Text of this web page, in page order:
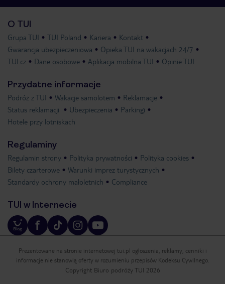
O TUI
Grupa TUI TUI Poland Kariera
Kontakt
Gwarancja ubezpieczeniowa
Opieka TUI na wakacjach 24/7
TUI.cz
Dane osobowe Aplikacja mobilna TUI Opinie TUI
Przydatne informacje
Podróż z TUI Wakacje samolotem
Reklamacje
Status reklamacji
Ubezpieczenia
Parkingi
Hotele przy lotniskach
Regulaminy
Regulamin strony Polityka prywatności
Polityka cookies
Bilety czarterowe
Warunki imprez turystycznych
Standardy ochrony małoletnich
Compliance
TUI w Internecie
Prezentowane na stronie internetowej tui.pl ogłoszenia, reklamy, cenniki i
informacje nie stanowią oferty w rozumieniu przepisów Kodeksu Cywilnego.
Copyright Biuro podróży TUI 2026